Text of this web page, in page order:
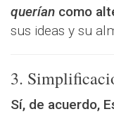
querían como
sus ideas y su
3.
Sí, de acuerdo,